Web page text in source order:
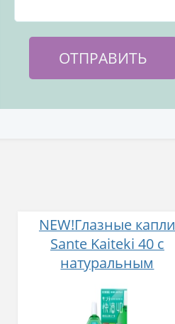
NEW!Глазные капли
Sante Kaiteki 40 с
натуральным